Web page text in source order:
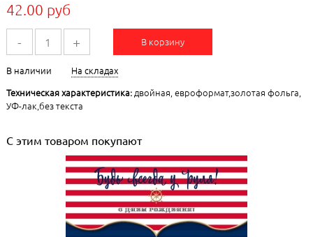
42.00 руб
- + В корзину
В наличии
На складах
Техническая характеристика:двойная, евроформат,золотая фольга,
УФ-лак,без текста
С этим товаром покупают